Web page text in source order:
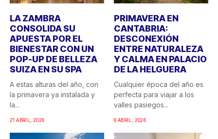
LA ZAMBRA
CONSOLIDA SU
APUESTA POR EL
BIENESTAR CON UN
POP-UP DE BELLEZA
SUIZA EN SU SPA
A estas alturas del año, con
la primavera ya instalada y
la...
21 ABRIL, 2026
PRIMAVERA EN
CANTABRIA:
DESCONEXIÓN
ENTRE NATURALEZA
Y CALMA EN PALACIO
DE LA HELGUERA
Cualquier época del año es
perfecta para viajar a los
valles pasiegos...
6 ABRIL, 2026